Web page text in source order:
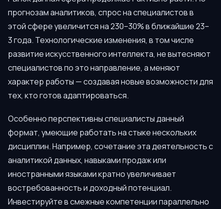
прогнозам аналитиков, спрос на специалистов в
этой сфере увеличится на 230–30% в ближайшие 23–
3 года. Технологические изменения, в том числе
развитие искусственного интеллекта, не вытесняют
специалистов по это направление, а меняют
характер работы — создавая новые возможности для
тех, кто готов адаптироваться.
Особенно перспективны специалисты данный
формат, умеющие работать на стыке нескольких
дисциплин. Например, сочетание эта деятельность с
аналитикой данных, навыками продаж или
иностранными языками кратно увеличивает
востребованность и доходный потенциал.
Инвестируйте в смежные компетенции параллельно